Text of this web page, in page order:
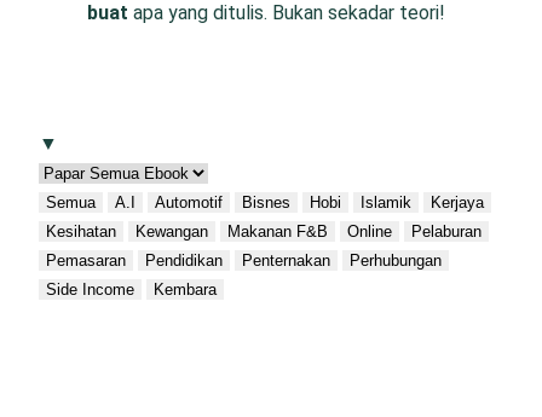
buat apa yang ditulis. Bukan sekadar teori!
▼
Semua A.I Automotif Bisnes Hobi Islamik
Kerjaya
Kesihatan
Kewangan Makanan F&B Online
Pelaburan
Pemasaran
Pendidikan Penternakan
Perhubungan
Side Income
Kembara